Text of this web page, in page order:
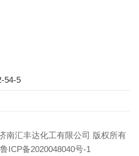
54-5
南汇丰达化工有限公司 版权所有
鲁ICP备2020048040号-1